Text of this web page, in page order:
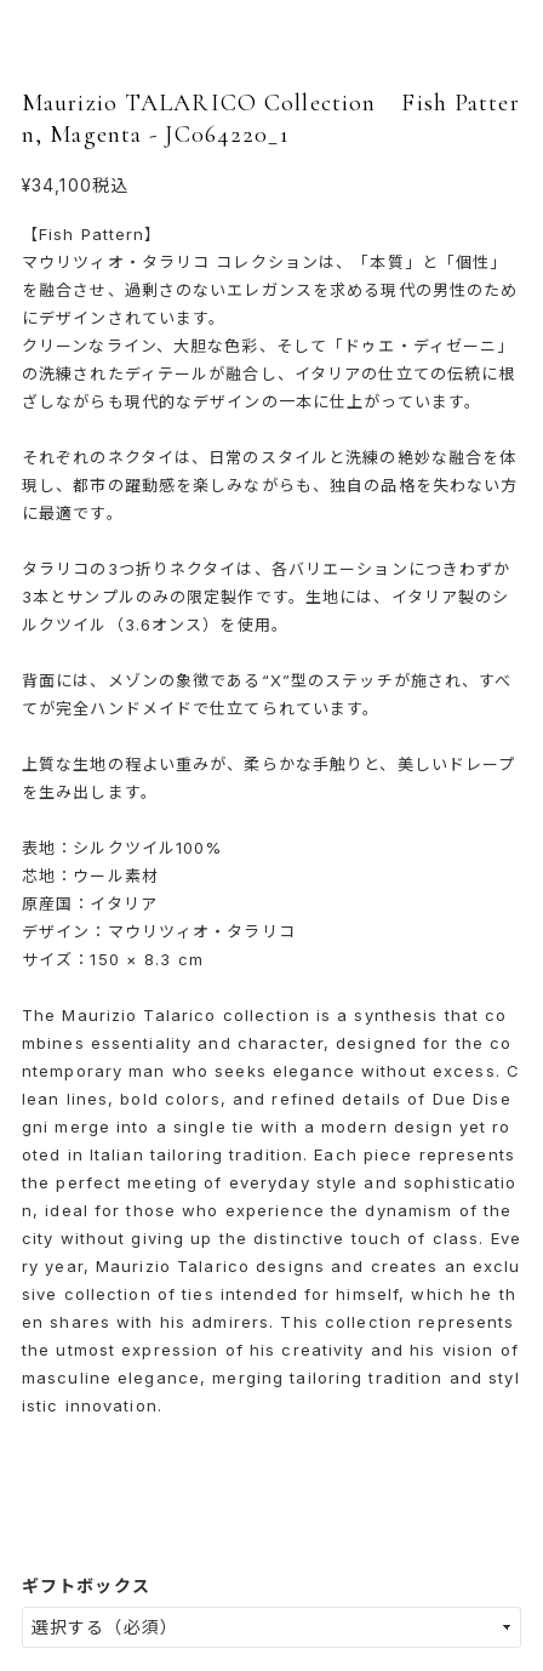
Maurizio TALARICO Collection Fish Patter
n, Magenta - JC064220_1
¥34,100税込
【Fish Pattern】
マウリツィオ・タラリコ コレクションは、「本質」と「個性」
を融合させ、過剰さのないエレガンスを求める現代の男性のため
にデザインされています。
クリーンなライン、大胆な色彩、そして「ドゥエ・ディゼーニ」
の洗練されたディテールが融合し、イタリアの仕立ての伝統に根
ざしながらも現代的なデザインの一本に仕上がっています。
それぞれのネクタイは、日常のスタイルと洗練の絶妙な融合を体
現し、都市の躍動感を楽しみながらも、独自の品格を失わない方
に最適です。
タラリコの3つ折りネクタイは、各バリエーションにつきわずか
3本とサンプルのみの限定製作です。生地には、イタリア製のシ
ルクツイル（3.6オンス）を使用。
背面には、メゾンの象徴である“X”型のステッチが施され、すべ
てが完全ハンドメイドで仕立てられています。
上質な生地の程よい重みが、柔らかな手触りと、美しいドレープ
を生み出します。
表地：シルクツイル100%
芯地：ウール素材
原産国：イタリア
デザイン：マウリツィオ・タラリコ
サイズ：150 × 8.3 cm
The Maurizio Talarico collection is a synthesis that co
mbines essentiality and character, designed for the co
ntemporary man who seeks elegance without excess. C
lean lines, bold colors, and refined details of Due Dise
gni merge into a single tie with a modern design yet ro
oted in Italian tailoring tradition. Each piece represents
the perfect meeting of everyday style and sophisticatio
n, ideal for those who experience the dynamism of the
city without giving up the distinctive touch of class. Eve
ry year, Maurizio Talarico designs and creates an exclu
sive collection of ties intended for himself, which he th
en shares with his admirers. This collection represents
the utmost expression of his creativity and his vision of
masculine elegance, merging tailoring tradition and styl
istic innovation.
ギフトボックス